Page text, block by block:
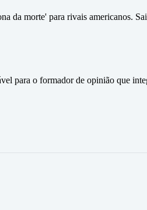
da morte' para rivais americanos.
para o formador de opinião que